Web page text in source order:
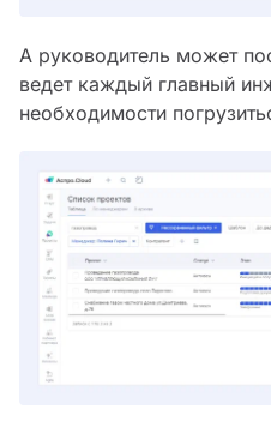
А руководитель может
ведет каждый главный
необходимости